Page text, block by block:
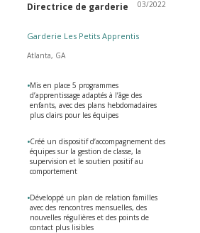
Directrice de garderie 03/2022
Garderie Les Petits Apprentis
Atlanta, GA
•Mis en place 5 programmes
d’apprentissage adaptés à l’âge des
enfants, avec des plans hebdomadaires
plus clairs pour les équipes
•Créé un dispositif d’accompagnement des
équipes sur la gestion de classe, la
supervision et le soutien positif au
comportement
•Développé un plan de relation familles
avec des rencontres mensuelles, des
nouvelles régulières et des points de
contact plus lisibles